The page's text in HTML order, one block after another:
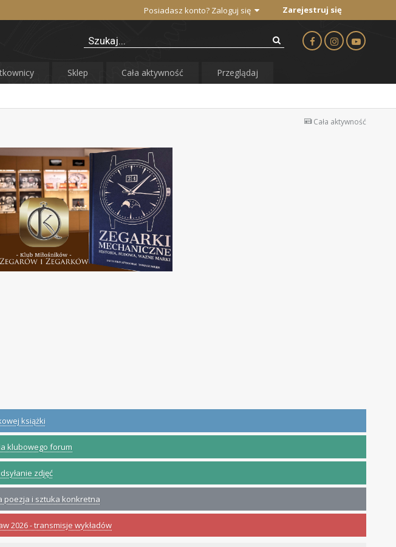
Posiadasz konto? Zaloguj się Zarejestruj się
Sklep Cała aktywność Przeglądaj
Cała aktywność
książki
klubowego forum
zdjęć
poezja i sztuka konkretna
2026 - transmisje wykładów